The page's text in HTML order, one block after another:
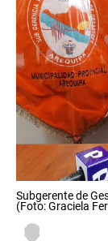
Subgerente de
(Foto: Graciela